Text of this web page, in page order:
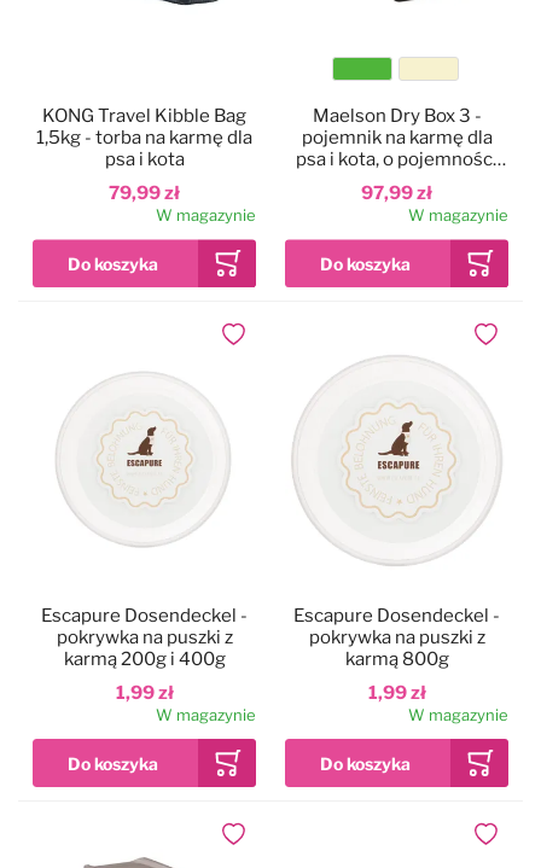
79,99 zł
KONG Travel Kibble Bag
1,5kg - torba na karmę dla
psa i kota
W magazynie
Kolor
97,99 zł
Maelson Dry Box 3 -
pojemnik na karmę dla
psa i kota, o pojemności
3,5kg
W magazynie
1,99 zł
Escapure Dosendeckel -
pokrywka na puszki z
karmą 200g i 400g
W magazynie
Dodaj do ulubionych
1,99 zł
Escapure Dosendeckel -
pokrywka na puszki z
karmą 800g
W magazynie
Dodaj
Dodaj do ulubionych Dodaj